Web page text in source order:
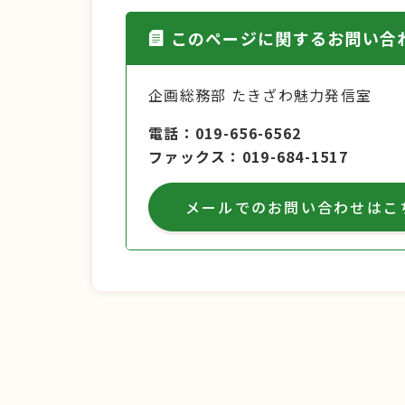
このページに関するお問い合
企画総務部 たきざわ魅力発信室
電話
019-656-6562
ファックス
019-684-1517
メールでのお問い合わせはこ